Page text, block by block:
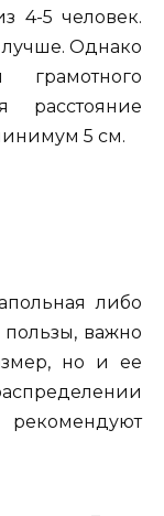
4-5 человек.
лучше. Однако
расстояние
5 см.
либо
важно
но и ее